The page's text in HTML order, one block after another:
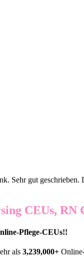
Sehr gut
CEUs, RN
Pflege-CEUs!!
als 3,239,000+